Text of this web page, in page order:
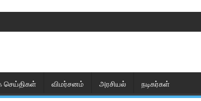
செய்திகள் விமர்சனம் அரசியல் நடிகர்கள்